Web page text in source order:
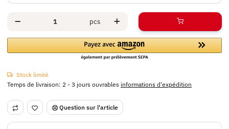
pcs
Stock limité
Temps de livraison: 2 - 3 jours ouvrables informations d'expédition
Question sur l'article